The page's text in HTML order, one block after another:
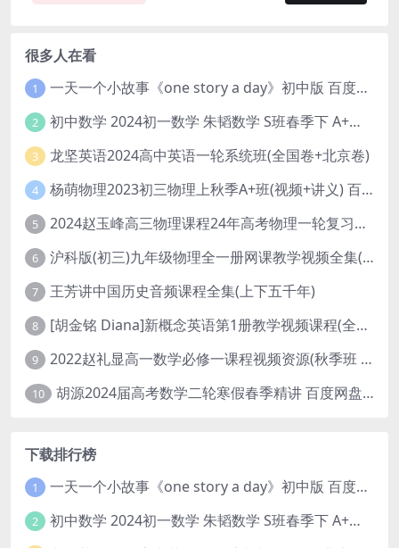
很多人在看
1 一天一个小故事《one story a day》初中版 百度网盘分享下载
2 初中数学 2024初一数学 朱韬数学 S班春季下 A+班春季下 百度云网盘
3 龙坚英语2024高中英语一轮系统班(全国卷+北京卷)
4 杨萌物理2023初三物理上秋季A+班(视频+讲义) 百度网盘分享
5 2024赵玉峰高三物理课程24年高考物理一轮复习网课教程
6 沪科版(初三)九年级物理全一册网课教学视频全集(录播版 杜春雨 66讲)
7 王芳讲中国历史音频课程全集(上下五千年)
8 [胡金铭 Diana]新概念英语第1册教学视频课程(全集 百度网盘下载)
9 2022赵礼显高一数学必修一课程视频资源(秋季班 含讲义)百度网盘云
10 胡源2024届高考数学二轮寒假春季精讲 百度网盘分享
下载排行榜
1 一天一个小故事《one story a day》初中版 百度网盘分享下载
2 初中数学 2024初一数学 朱韬数学 S班春季下 A+班春季下 百度云网盘